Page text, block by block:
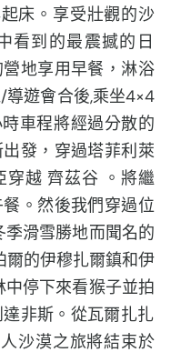
床。享受壯觀的沙
看到的最震撼的日
地享用早餐，淋浴
導遊會合後,乘坐4×4
車程將經過分散的
發， 穿過塔菲利萊
穿越 齊茲谷 。將繼
。 然後我們穿過位
滑雪勝地而聞名的
爾的伊穆扎爾鎮和伊
停下來看猴子並拍
非斯。 從瓦爾扎扎
沙漠之旅將結束於